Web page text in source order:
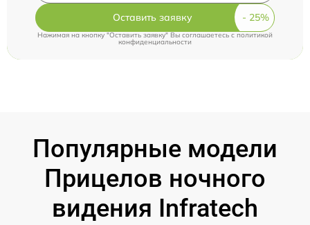
Оставить заявку
Нажимая на кнопку "Оставить заявку" Вы соглашаетесь cполитикой
конфиденциальности
Популярные модели
Прицелов ночного
видения Infratech